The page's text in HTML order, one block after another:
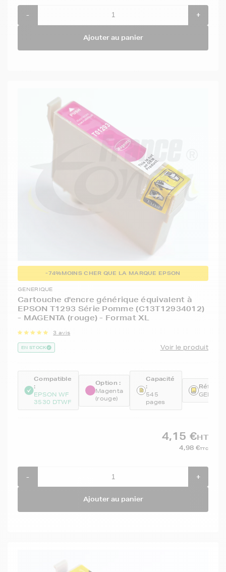
- +
Ajouter au panier
-74%MOINS CHER QUE LA MARQUE EPSON
GENERIQUE
Cartouche d'encre générique équivalent à
EPSON T1293 Série Pomme (C13T12934012)
- MAGENTA (rouge) - Format XL
3 avis
EN STOCK Voir le produit
Compatible
:
EPSON WF
3530 DTWF
Option :
Magenta
(rouge)
Capacité
:
545
pages
4,15 €HT
4,98 €TTC
- +
Ajouter au panier